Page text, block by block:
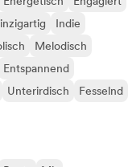
Indie
Melodisch
Entspannend
Unterirdisch
Fesselnd